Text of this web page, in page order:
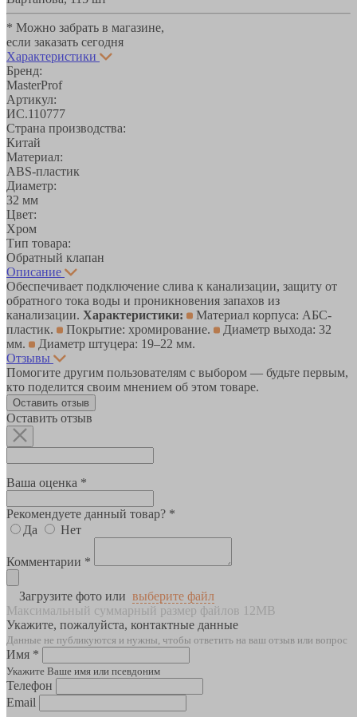
* Можно забрать в магазине,
если заказать сегодня
Характеристики
Бренд:
MasterProf
Артикул:
ИС.110777
Страна производства:
Китай
Материал:
ABS-пластик
Диаметр:
32 мм
Цвет:
Хром
Тип товара:
Обратный клапан
Описание
Обеспечивает подключение слива к канализации, защиту от
обратного тока воды и проникновения запахов из
канализации. Характеристики:
Материал корпуса: АБС-
пластик.
Покрытие: хромирование.
Диаметр выхода: 32
мм.
Диаметр штуцера: 19–22 мм.
Отзывы
Помогите другим пользователям с выбором — будьте первым,
кто поделится своим мнением об этом товаре.
Оставить отзыв
Оставить отзыв
Ваша оценка *
Рекомендуете данный товар? *
Да
Нет
Комментарии *
Загрузите фото или выберите файл
Максимальный суммарный размер файлов 12MB
Укажите, пожалуйста, контактные данные
Данные не публикуются и нужны, чтобы ответить на ваш отзыв или вопрос
Имя *
Укажите Ваше имя или псевдоним
Телефон
Email